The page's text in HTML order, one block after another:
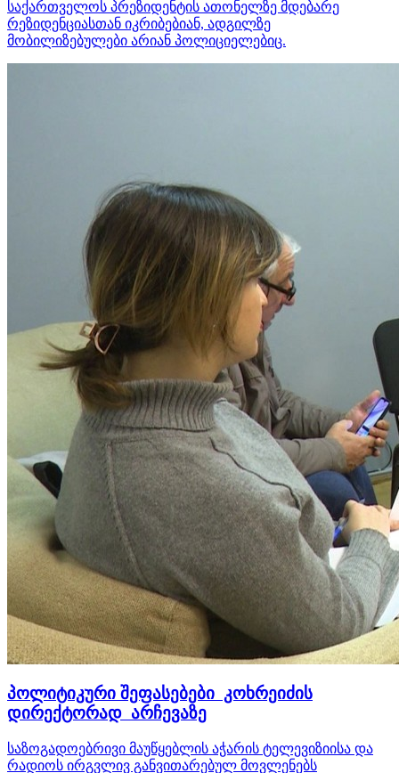
საქართველოს პრეზიდენტის ათონელზე მდებარე
რეზიდენციასთან იკრიბებიან, ადგილზე
მობილიზებულები არიან პოლიციელებიც.
პოლიტიკური შეფასებები კოხრეიძის
დირექტორად არჩევაზე
საზოგადოებრივი მაუწყებლის აჭარის ტელევიზიისა და
რადიოს ირგვლივ განვითარებულ მოვლენებს